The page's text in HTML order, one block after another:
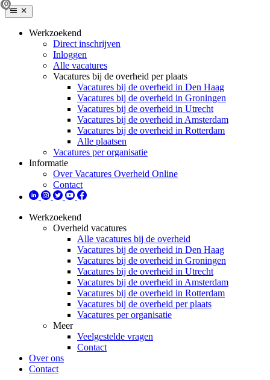
Werkzoekend
Direct inschrijven
Inloggen
Alle vacatures
Vacatures bij de overheid per plaats
Vacatures bij de overheid in Den Haag
Vacatures bij de overheid in Groningen
Vacatures bij de overheid in Utrecht
Vacatures bij de overheid in Amsterdam
Vacatures bij de overheid in Rotterdam
Alle plaatsen
Vacatures per organisatie
Informatie
Over Vacatures Overheid Online
Contact
Werkzoekend
Overheid vacatures
Alle vacatures bij de overheid
Vacatures bij de overheid in Den Haag
Vacatures bij de overheid in Groningen
Vacatures bij de overheid in Utrecht
Vacatures bij de overheid in Amsterdam
Vacatures bij de overheid in Rotterdam
Vacatures bij de overheid per plaats
Vacatures per organisatie
Meer
Veelgestelde vragen
Contact
Over ons
Contact